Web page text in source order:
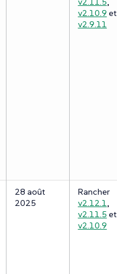
v2.10.9 et
v2.9.11
28 août
2025
Rancher
v2.12.1,
v2.11.5 et
v2.10.9